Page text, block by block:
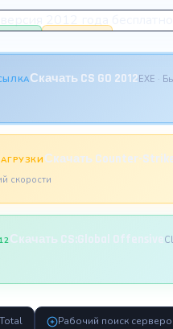
Скачать CS GO 2012EXE ·
Скачать Counter-Strike
скорости
Скачать CS:Global Offensive
Рабочий поиск